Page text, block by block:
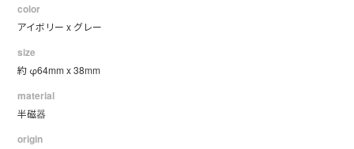
color
アイボリー x グレー
size
約 φ64mm x 38mm
material
半磁器
origin